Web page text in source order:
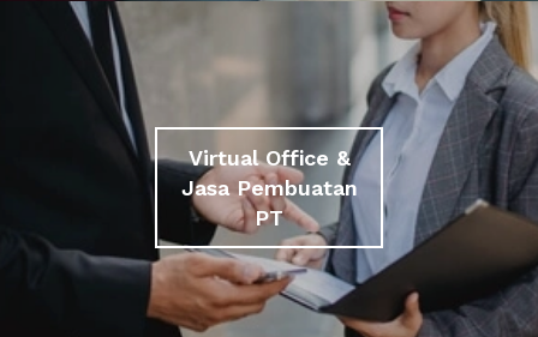
Virtual Office &
Jasa Pembuatan
PT